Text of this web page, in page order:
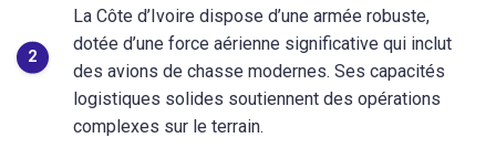
La Côte d’Ivoire dispose d’une armée robuste,
dotée d’une force aérienne significative qui inclut
des avions de chasse modernes. Ses capacités
logistiques solides soutiennent des opérations
complexes sur le terrain.